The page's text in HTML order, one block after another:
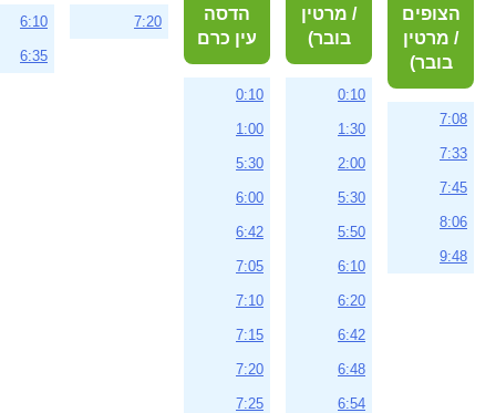
הצופים
/ מרטין
בובר)
7:08
7:33
7:45
8:06
9:48
/ מרטין
בובר)
0:10
1:30
2:00
5:30
5:50
6:10
6:20
6:42
6:48
6:54
הדסה
עין כרם
0:10
1:00
5:30
6:00
6:42
7:05
7:10
7:15
7:20
7:25
7:20
6:10
6:35